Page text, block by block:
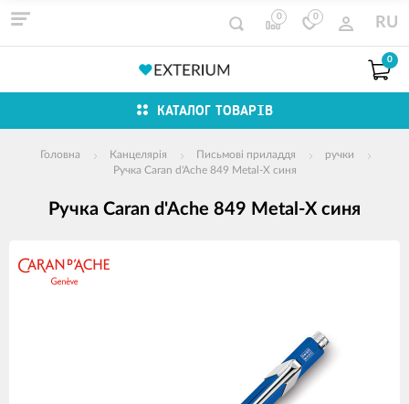
0 0 RU
0
КАТАЛОГ ТОВАРІВ
Головна Канцелярія Письмові приладдя
ручки
Ручка Caran d'Ache 849 Metal-X синя
Ручка Caran d'Ache 849 Metal-X синя
зображення
продуктів